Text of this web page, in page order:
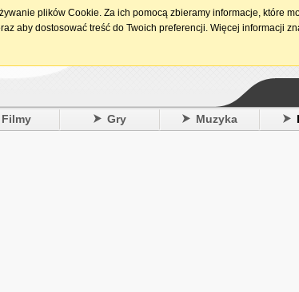
15.
Filmy Gry Muzyka
plików Cookie. Za ich pomocą zbieramy informacje, które
aby dostosować treść do Twoich preferencji. Więcej informacji